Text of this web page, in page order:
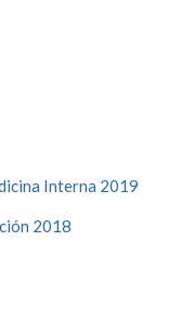
Interna 2019
2018